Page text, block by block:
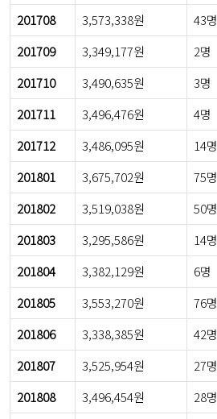
201708
3,573,338원 43명
201709
3,349,177원 2명
201710
3,490,635원 3명
201711
3,496,476원 4명
201712
3,486,095원 14명
201801
3,675,702원 75명
201802
3,519,038원 50명
201803
3,295,586원 14명
201804
3,382,129원 6명
201805
3,553,270원 76명
201806
3,338,385원 42명
201807
3,525,954원 27명
201808
3,496,454원 28명